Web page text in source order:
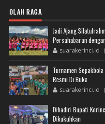
OLAH RAGA
Jadi Ajang
Persahabaran
suarakerinci.id
Turnamen
Resmi Di Buka
suarakerinci.id
Dihadiri Bupati
Dikukuhkan